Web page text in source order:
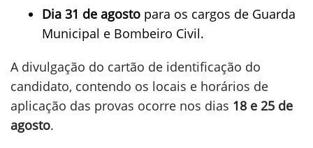
Dia 31 de agosto para os cargos de Guarda
Municipal e Bombeiro Civil.
A divulgação do cartão de identificação do
candidato, contendo os locais e horários de
aplicação das provas ocorre nos dias 18 e 25 de
agosto.